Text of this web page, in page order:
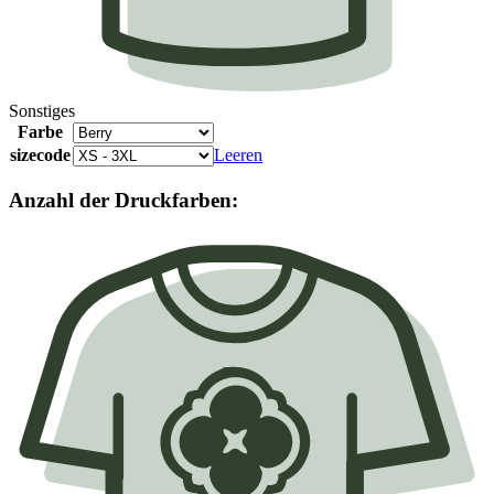
Sonstiges
Farbe
sizecode
Leeren
Anzahl der Druckfarben: